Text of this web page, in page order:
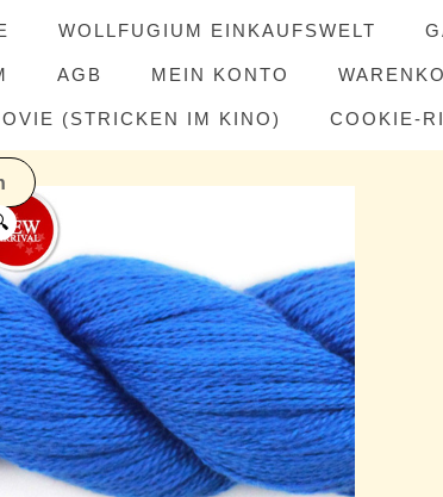
WOLLFUGIUM EINKAUFSWELT
AGB MEIN KONTO
(STRICKEN IM KINO) COOKIE-